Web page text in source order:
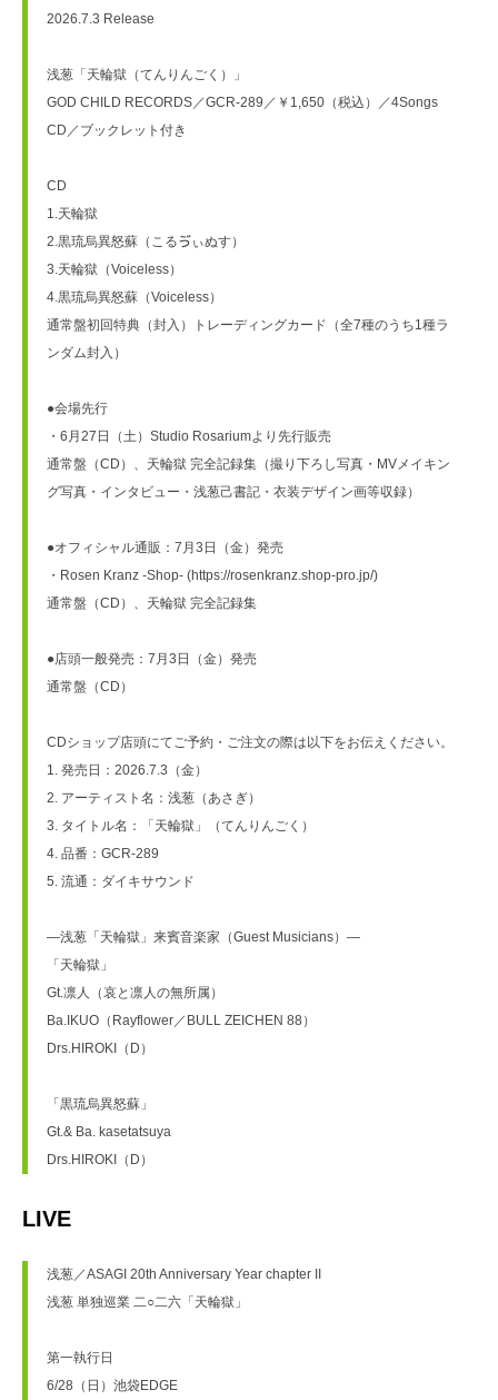
2026.7.3 Release
浅葱「天輪獄（てんりんごく）」
​GOD CHILD RECORDS／GCR-289／￥1,650（税込）／4Songs
CD／ブックレット付き
CD
1.天輪獄
2.黒琉烏異怒蘇（こるゔぃぬす）
3.天輪獄（Voiceless）
4.黒琉烏異怒蘇（Voiceless）
通常盤初回特典（封入）トレーディングカード（全7種のうち1種ラ
ンダム封入）
●会場先行
・6月27日（土）Studio Rosariumより先行販売
通常盤（CD）、天輪獄 完全記録集（撮り下ろし写真・MVメイキン
グ写真・インタビュー・浅葱己書記・衣装デザイン画等収録）
●オフィシャル通販：7月3日（金）発売
・Rosen Kranz -Shop- (https://rosenkranz.shop-pro.jp/)
通常盤（CD）、天輪獄 完全記録集
●店頭一般発売：7月3日（金）発売
通常盤（CD）
CDショップ店頭にてご予約・ご注文の際は以下をお伝えください。
1. 発売日：2026.7.3（金）
2. アーティスト名：浅葱（あさぎ）
3. タイトル名：「天輪獄」（てんりんごく）
4. 品番：GCR-289
5. 流通：ダイキサウンド
―浅葱「天輪獄」来賓音楽家（Guest Musicians）―
「天輪獄」
Gt.凛人（哀と凛人の無所属）
Ba.IKUO（Rayflower／BULL ZEICHEN 88）
Drs.HIROKI（D）
「黒琉烏異怒蘇」
Gt.& Ba. kasetatsuya
Drs.HIROKI（D）
LIVE
浅葱／ASAGI 20th Anniversary Year chapter II
浅葱 単独巡業 二○二六「天輪獄」
第一執行日
6/28（日）池袋EDGE